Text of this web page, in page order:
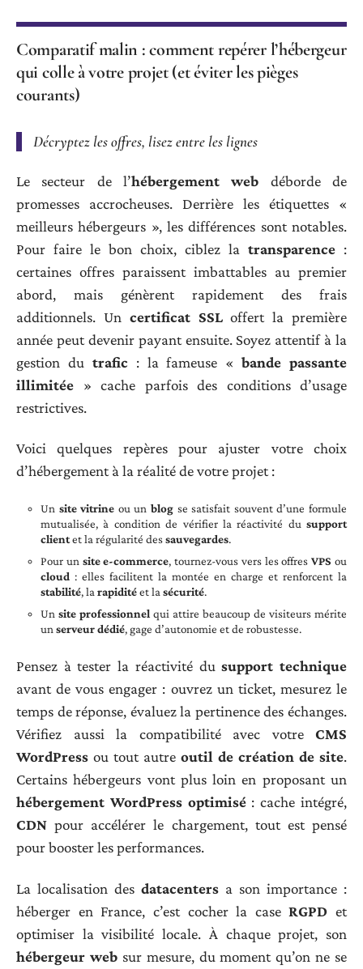
Comparatif malin : comment repérer l’hébergeur
qui colle à votre projet (et éviter les pièges
courants)
Décryptez les offres, lisez entre les lignes
Le secteur de l’hébergement web déborde de
promesses accrocheuses. Derrière les étiquettes «
meilleurs hébergeurs », les différences sont notables.
Pour faire le bon choix, ciblez la transparence :
certaines offres paraissent imbattables au premier
abord, mais génèrent rapidement des frais
additionnels. Un certificat SSLoffert la première
année peut devenir payant ensuite. Soyez attentif à la
gestion du trafic : la fameuse «bande passante
illimitée » cache parfois des conditions d’usage
restrictives.
Voici quelques repères pour ajuster votre choix
d’hébergement à la réalité de votre projet :
Un site vitrine ou unblog se satisfait souvent d’une formule
mutualisée, à condition de vérifier la réactivité du support
clientet la régularité dessauvegardes.
Pour un site e-commerce, tournez-vous vers les offresVPS ou
cloud : elles facilitent la montée en charge et renforcent la
stabilité, la rapiditéet la sécurité.
Un site professionnel qui attire beaucoup de visiteurs mérite
un serveur dédié, gage d’autonomie et de robustesse.
Pensez à tester la réactivité dusupport technique
avant de vous engager : ouvrez un ticket, mesurez le
temps de réponse, évaluez la pertinence des échanges.
Vérifiez aussi la compatibilité avec votre CMS
WordPress ou tout autre outil de création de site.
Certains hébergeurs vont plus loin en proposant un
hébergement WordPress optimisé: cache intégré,
CDN pour accélérer le chargement, tout est pensé
pour booster les performances.
La localisation des datacenters a son importance :
héberger en France, c’est cocher la caseRGPD et
optimiser la visibilité locale. À chaque projet, son
hébergeur websur mesure, du moment qu’on ne se